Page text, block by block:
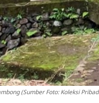
(Sumber Foto: Koleksi